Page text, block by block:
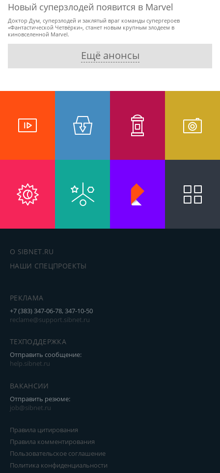
Новый суперзлодей появится в Marvel
Доктор Дум, суперзлодей и заклятый враг команды супергероев
«Фантастической Четвёрки», станет новым крупным злодеем в
киновселенной Marvel.
Ещё анонсы
О SIBNET.RU
НАШИ СПЕЦПРОЕКТЫ
РЕКЛАМА
+7 (383) 347-06-78, 347-10-50
reclame@support.sibnet.ru
ТЕХПОДДЕРЖКА
Отправить сообщение:
help.sibnet.ru
ВАКАНСИИ
Отправить резюме:
job@sibnet.ru
Правила цитирования
Правила комментирования
Пользовательское соглашение
Политика конфиденциальности